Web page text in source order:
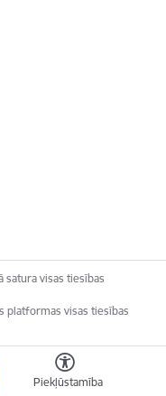
Piekļūstamība
satura visas tiesības
platformas visas tiesības